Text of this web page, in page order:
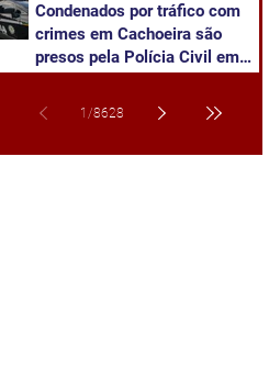
Condenados por tráfico com
crimes em Cachoeira são
presos pela Polícia Civil em
1 /8628